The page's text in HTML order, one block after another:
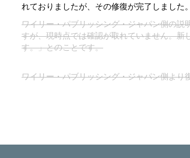
れておりましたが、その修復が完了しました。
ワイリー・パブリッシング・ジャパン側の
すが、現時点では確認が取れていません。新
す。」とのことです。
ワイリー・パブリッシング・ジャパン側よ